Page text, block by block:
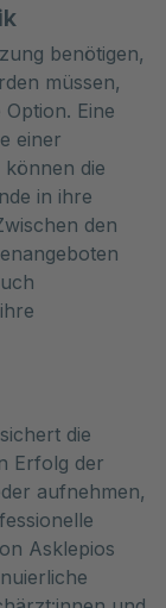
benötigen,
müssen,
Eine
einer
die
in ihre
den
die
Erfolg der
aufnehmen,
Asklepios